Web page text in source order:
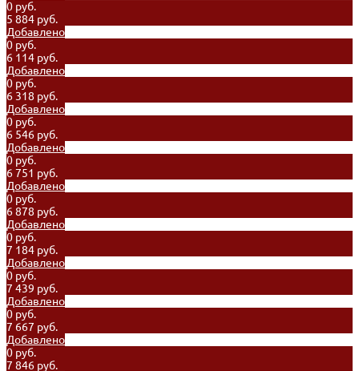
0 руб.
5 884 руб.
Добавлено
0 руб.
6 114 руб.
Добавлено
0 руб.
6 318 руб.
Добавлено
0 руб.
6 546 руб.
Добавлено
0 руб.
6 751 руб.
Добавлено
0 руб.
6 878 руб.
Добавлено
0 руб.
7 184 руб.
Добавлено
0 руб.
7 439 руб.
Добавлено
0 руб.
7 667 руб.
Добавлено
0 руб.
7 846 руб.